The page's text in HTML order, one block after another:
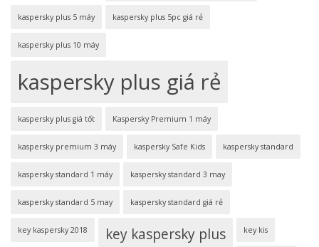
kaspersky plus 5 máy kaspersky plus 5pc giá rẻ
kaspersky plus 10 máy
kaspersky plus giá rẻ
kaspersky plus giá tốt Kaspersky Premium 1 máy
kaspersky premium 3 máy kaspersky Safe Kids kaspersky standard
kaspersky standard 1 máy kaspersky standard 3 may
kaspersky standard 5 may kaspersky standard giá rẻ
key kaspersky 2018 key kaspersky plus key kis